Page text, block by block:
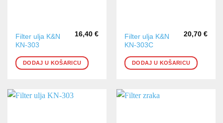
Filter ulja K&N
KN-303
16,40 €
DODAJ U KOŠARICU
Filter ulja K&N
KN-303C
20,70 €
DODAJ U KOŠARICU